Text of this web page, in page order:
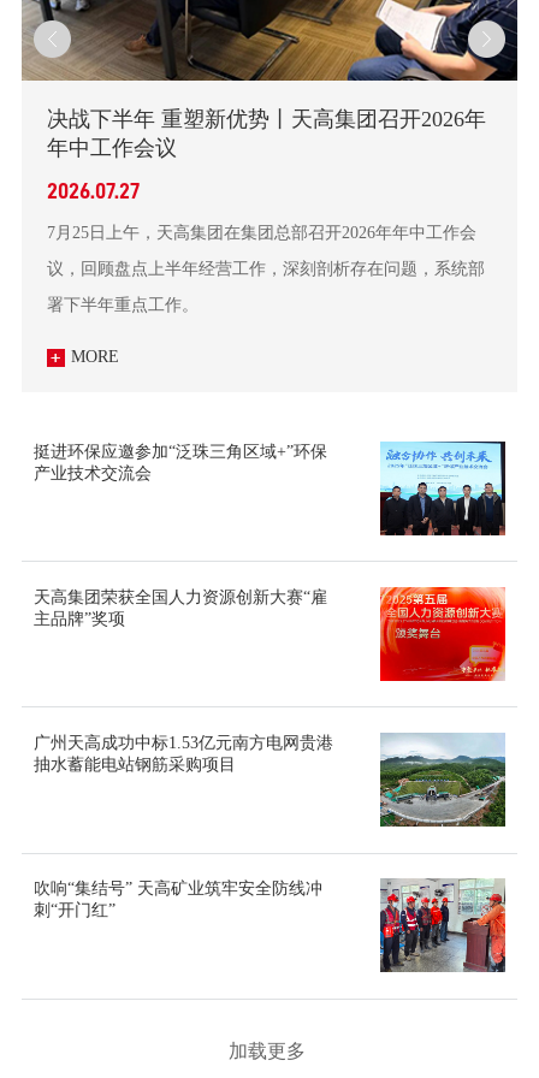
决战下半年 重塑新优势丨天高集团召开2026年
年中工作会议
2026.07.27
7月25日上午，天高集团在集团总部召开2026年年中工作会
议，回顾盘点上半年经营工作，深刻剖析存在问题，系统部
署下半年重点工作。
MORE
挺进环保应邀参加“泛珠三角区域+”环保
产业技术交流会
天高集团荣获全国人力资源创新大赛“雇
主品牌”奖项
广州天高成功中标1.53亿元南方电网贵港
抽水蓄能电站钢筋采购项目
吹响“集结号” 天高矿业筑牢安全防线冲
刺“开门红”
加载更多